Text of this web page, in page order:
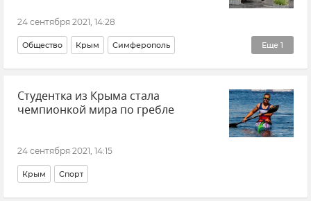
24 сентября 2021, 14:28
Еще 1
Общество Крым Симферополь
Крымская погода
Студентка из Крыма стала
чемпионкой мира по гребле
24 сентября 2021, 14:15
Крым Спорт